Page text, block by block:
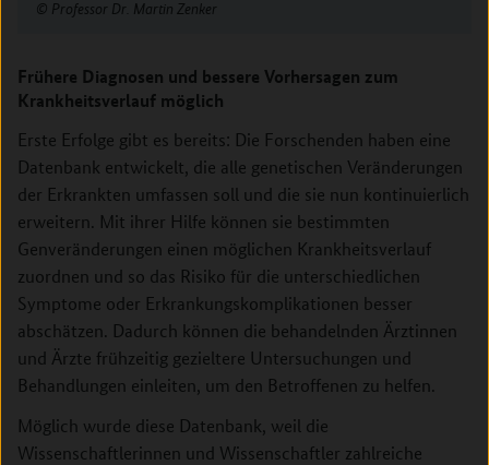
Professor Dr. Martin Zenker
Frühere Diagnosen und bessere Vorhersagen zum
Krankheitsverlauf möglich
Erste Erfolge gibt es bereits: Die Forschenden haben eine
Datenbank entwickelt, die alle genetischen Veränderungen
der Erkrankten umfassen soll und die sie nun kontinuierlich
erweitern. Mit ihrer Hilfe können sie bestimmten
Genveränderungen einen möglichen Krankheitsverlauf
zuordnen und so das Risiko für die unterschiedlichen
Symptome oder Erkrankungskomplikationen besser
abschätzen. Dadurch können die behandelnden Ärztinnen
und Ärzte frühzeitig gezieltere Untersuchungen und
Behandlungen einleiten, um den Betroffenen zu helfen.
Möglich wurde diese Datenbank, weil die
Wissenschaftlerinnen und Wissenschaftler zahlreiche